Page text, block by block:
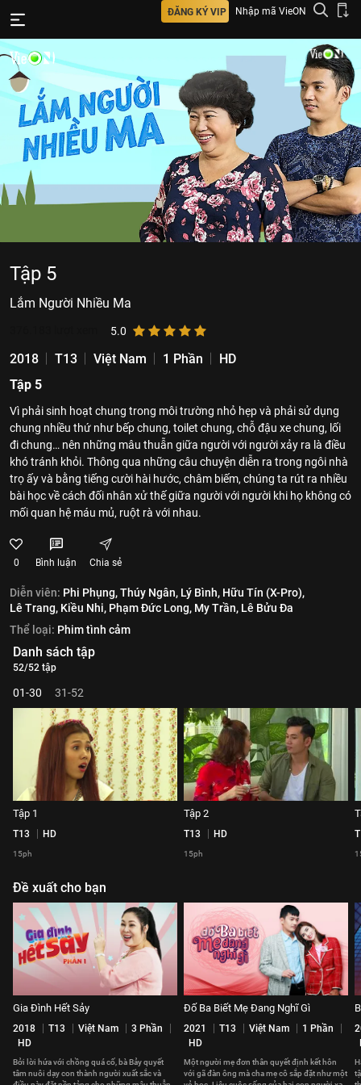
ĐĂNG KÝ VIP Nhập mã VieON
Tập 5
Lắm Người Nhiều Ma
5.0
2018 T13 Việt Nam 1 Phần
HD
Tập 5
Vì phải sinh hoạt chung trong môi trường nhỏ hẹp và phải sử dụng
chung nhiều thứ như bếp chung, toilet chung, chỗ đậu xe chung, lối
đi chung… nên những mâu thuẫn giữa người với người xảy ra là điều
khó tránh khỏi. Thông qua những câu chuyện diễn ra trong ngôi nhà
trọ ấy và bằng tiếng cười hài hước, châm biếm, chúng ta rút ra nhiều
bài học về cách đối nhân xử thế giữa người với người khi họ không có
mối quan hệ máu mủ, ruột rà với nhau.
0 Bình luận Chia sẻ
Diễn viên: Phi Phụng,Thúy Ngân, Lý Bình, Hữu Tín (X-Pro),
Lê Trang, Kiều Nhi, Phạm Đức Long, My Trần, Lê Bửu Đa
Thể loại: Phim tình cảm
Danh sách tập
52/52 tập
01-30 31-52
Tập 1
T13 HD
15ph
Tập 2
T13 HD
15ph
Đề xuất cho bạn
Gia Đình Hết Sảy
2018 T13 Việt Nam
3 Phần
HD
Bởi lời hứa với chồng quá cố, bà Bảy quyết
tâm nuôi dạy con thành người xuất sắc và
Đố Ba Biết Mẹ Đang Nghĩ Gì
2021 T13 Việt Nam
1 Phần
HD
Một người mẹ đơn thân quyết định kết hôn
với gã đàn ông mà cha mẹ cô sắp đặt như một